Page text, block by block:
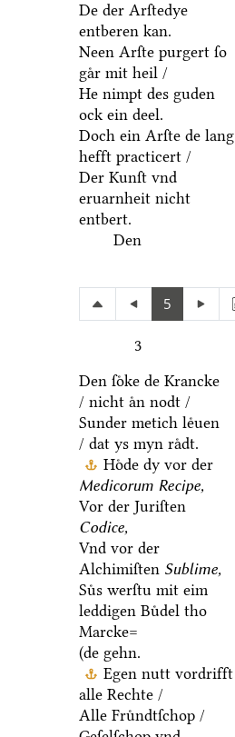
De der Arſtedye
entberen kan.
Neen Arſte purgert ſo
gaͤr mit heil /
He nimpt des guden
ock ein deel.
Doch ein Arſte de lang
hefft practicert /
Der Kunſt vnd
eruarnheit nicht
entbert.
Den
5
3
Den ſoͤke de Krancke
/ nicht aͤn nodt /
Sunder metich leͤuen
/ dat ys myn raͤdt.
Hoͤde dy vor der
Medicorum Recipe,
Vor der Juriſten
Codice,
Vnd vor der
Alchimiſten Sublime,
Suͤs werſtu mit eim
leddigen Buͤdel tho
Marcke=
(de gehn.
Egen nutt vordrifft
alle Rechte /
Alle Fruͤndtſchop /